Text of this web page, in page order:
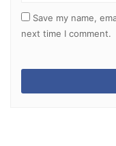
Save my name,
next time I comment.